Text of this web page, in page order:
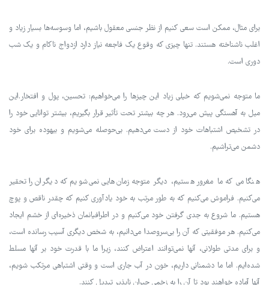
برای مثال، ممکن است سعی کنیم از نظر جنسی معقول باشیم، اما وسوسه‌ها بسیار زیاد و
اغلب ناشناخته هستند. تنها چیزی که وقوع یک فاجعه نیاز دارد ازدواج ناکام و یک شب
دوری است.
ما متوجه نمی‌شویم که خیلی زیاد این چیزها را می‌خواهیم: تحسین، پول و افتخار.این
میل به آهستگی پیش می‌رود. هر چه بیشتر تحت تأثیر قرار بگیریم، بیشتر توانایی خود را
در تشخیص اشتباهات خود از دست می‌دهیم. بی‌حوصله می‌شویم و بیهوده برای خود
دشمن می‌تراشیم.
هنگامی که ما مغرور هستیم، دیگر متوجه زمان‌هایی نمی‌شویم که دیگران را تحقیر
می‌کنیم. فراموش می‌کنیم که به طور مرتب به خود یادآوری کنیم که چقدر ناقص و پوچ
هستیم. ما شروع به جدی گرفتن خود می‌کنیم و در اطرافیانمان ذخیره‌ای از خشم ایجاد
می‌کنیم. هر موفقیتی که آن را بی‌سروصدا می‌دانیم، به شخص دیگری آسیب رسانده است،
و برای مدتی طولانی، آنها نمی‌توانند اعتراض کنند، زیرا ما با قدرت خود بر آنها مسلط
شده‌ایم. اما ما دشمنانی داریم، خون در آب جاری است و وقتی اشتباهی مرتکب شویم،